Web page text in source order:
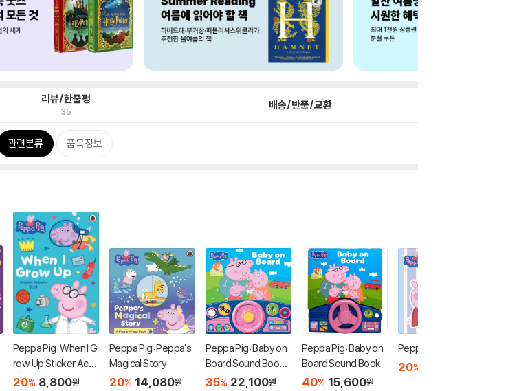
리뷰/한줄평
35 배송/반품/교환
관련분류 품목정보
Peppa Pig: When I G
row Up Sticker Activ
ity Book
20% 8,800원
Peppa Pig: Peppa's
Magical Story
20% 14,080원
Peppa Pig: Baby on
Board Sound Book
[With Battery]
35% 22,100원
Peppa Pig: Baby on
Board Sound Book
40% 15,600원
Peppa Pig: Evie
20%